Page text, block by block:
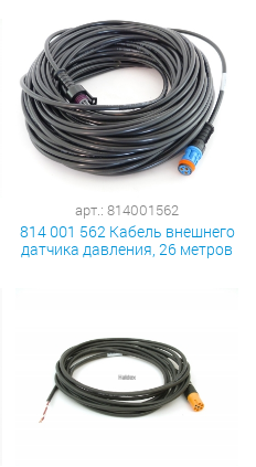
арт.: 814001562
814 001 562 Кабель внешнего
датчика давления, 26 метров